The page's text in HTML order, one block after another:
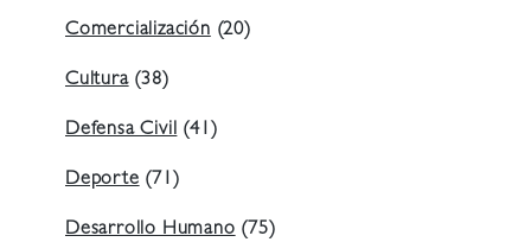
Comercialización(20)
Cultura(38)
Defensa Civil(41)
Deporte(71)
Desarrollo Humano(75)